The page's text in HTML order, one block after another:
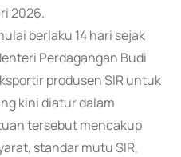
2026.
berlaku 14 hari sejak
Perdagangan Budi
produsen SIR untuk
kini diatur dalam
tersebut mencakup
standar mutu SIR,